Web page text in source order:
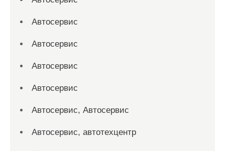
Автосервис
Автосервис
Автосервис
Автосервис
Автосервис, Автосервис
Автосервис, автотехцентр